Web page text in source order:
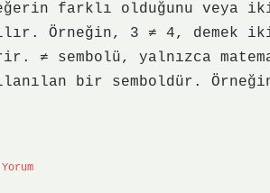
farklı olduğunu veya iki
Örneğin, 3 ≠ 4, demek
≠ sembolü, yalnızca
bir semboldür.